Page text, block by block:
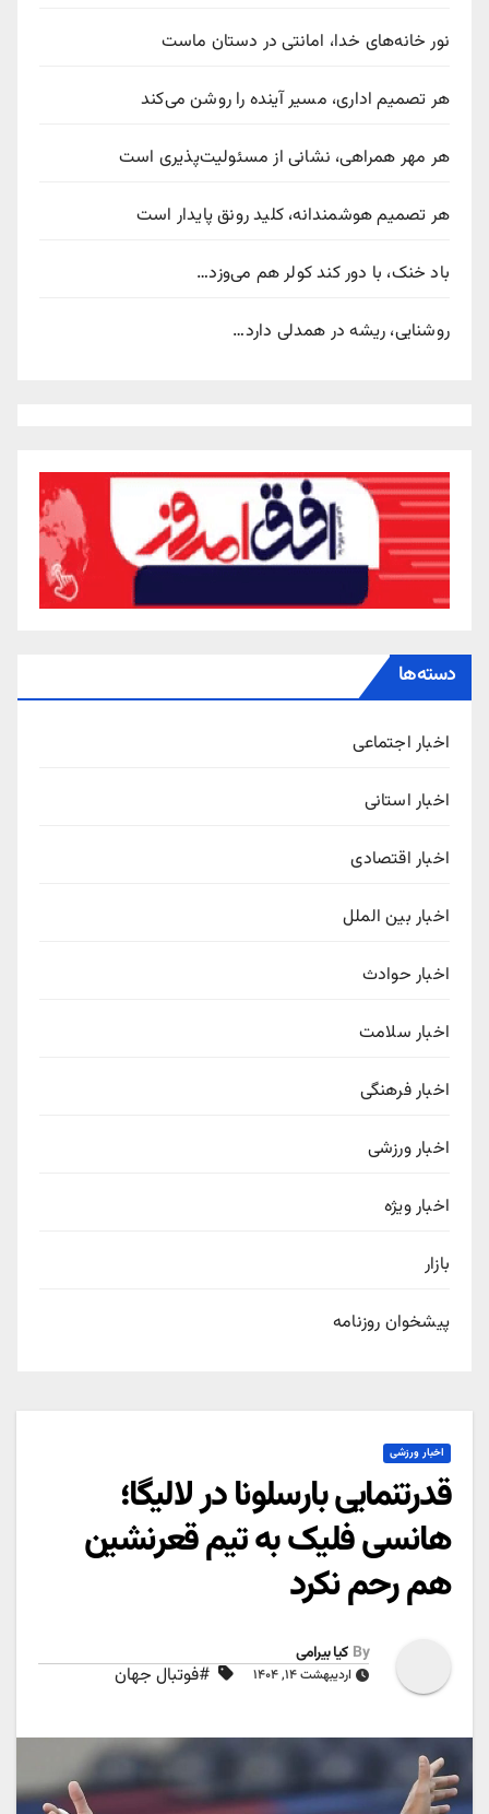
نور خانه‌های خدا، امانتی در دستان ماست
هر تصمیم اداری، مسیر آینده را روشن می‌کند
هر مهر همراهی، نشانی از مسئولیت‌پذیری است
هر تصمیم هوشمندانه، کلید رونق پایدار است
باد خنک، با دور کند کولر هم می‌وزد…
روشنایی، ریشه در همدلی دارد…
دسته‌ها
اخبار اجتماعی
اخبار استانی
اخبار اقتصادی
اخبار بین الملل
اخبار حوادث
اخبار سلامت
اخبار فرهنگی
اخبار ورزشی
اخبار ویژه
بازار
پیشخوان روزنامه
اخبار ورزشی
قدرتنمایی بارسلونا در لالیگا؛
هانسی فلیک به تیم قعرنشین
هم رحم نکرد
By کیا بیرامی
اردیبهشت ۱۴, ۱۴۰۴ #فوتبال جهان